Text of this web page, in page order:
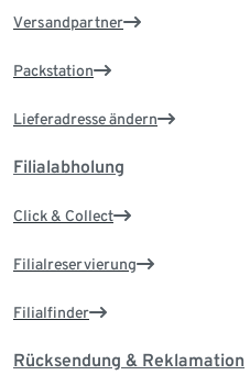
Versandpartner
Packstation
Lieferadresse ändern
Filialabholung
Click & Collect
Filialreservierung
Filialfinder
Rücksendung & Reklamation